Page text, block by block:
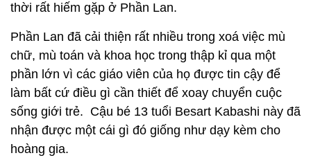
thời rất hiếm gặp ở Phần Lan.
Phần Lan đã cải thiện rất nhiều trong xoá việc mù
chữ, mù toán và khoa học trong thập kỉ qua một
phần lớn vì các giáo viên của họ được tin cậy để
làm bất cứ điều gì cần thiết để xoay chuyển cuộc
sống giới trẻ. Cậu bé 13 tuổi Besart Kabashi này đã
nhận được một cái gì đó giống như dạy kèm cho
hoàng gia.